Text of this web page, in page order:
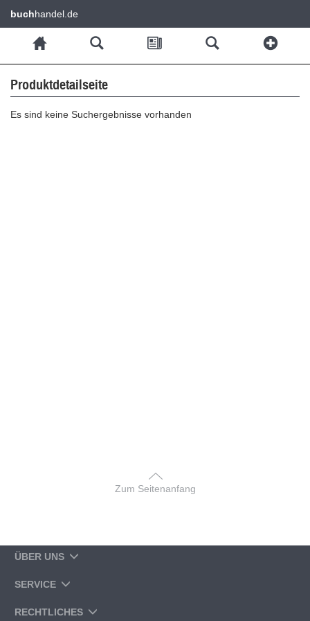
buchhandel.de
Produktdetailseite
Es sind keine Suchergebnisse vorhanden
Zum Seitenanfang
ÜBER UNS
SERVICE
RECHTLICHES